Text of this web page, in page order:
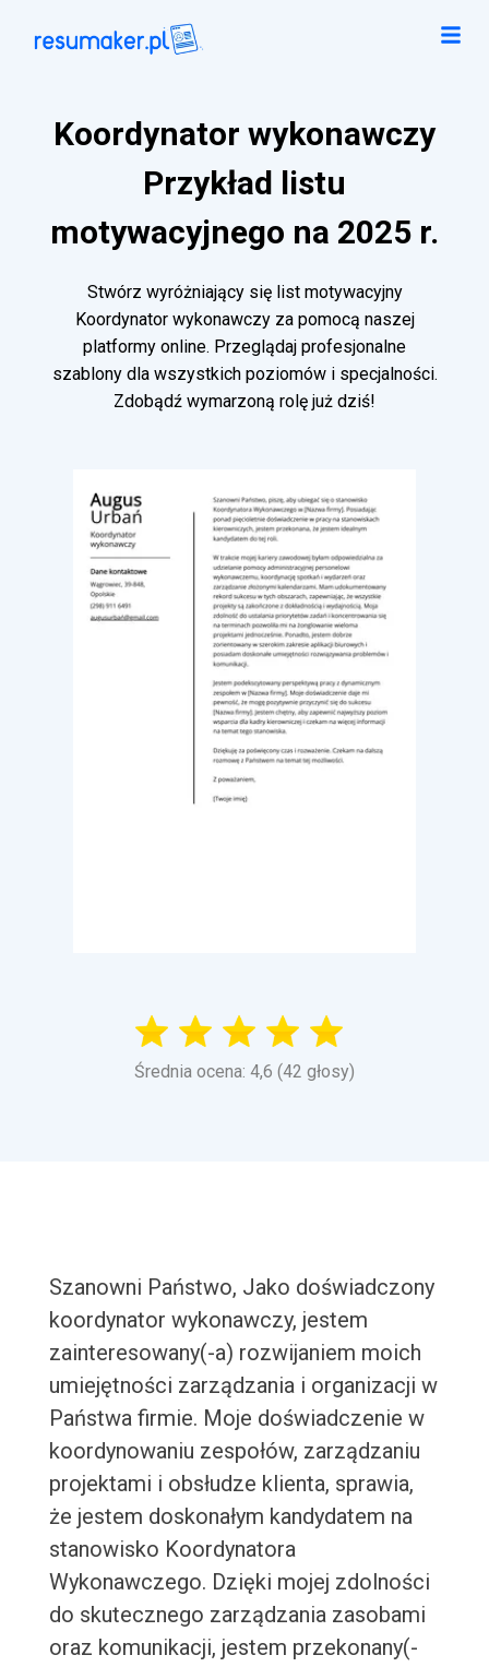
Koordynator wykonawczy
Przykład listu
motywacyjnego na 2025 r.
Stwórz wyróżniający się list motywacyjny
Koordynator wykonawczy za pomocą naszej
platformy online. Przeglądaj profesjonalne
szablony dla wszystkich poziomów i specjalności.
Zdobądź wymarzoną rolę już dziś!
Średnia ocena: 4,6 (42 głosy)
Szanowni Państwo, Jako doświadczony
koordynator wykonawczy, jestem
zainteresowany(-a) rozwijaniem moich
umiejętności zarządzania i organizacji w
Państwa firmie. Moje doświadczenie w
koordynowaniu zespołów, zarządzaniu
projektami i obsłudze klienta, sprawia,
że jestem doskonałym kandydatem na
stanowisko Koordynatora
Wykonawczego. Dzięki mojej zdolności
do skutecznego zarządzania zasobami
oraz komunikacji, jestem przekonany(-